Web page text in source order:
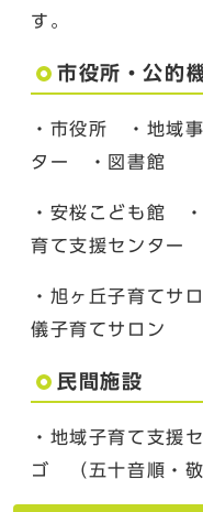
す。
市役所・公的
・市役所 ・地域
ター ・図書館
・安桜こども館
育て支援センター
・旭ヶ丘子育て
儀子育てサロン
民間施設
・地域子育て支援
ゴ （五十音順・敬